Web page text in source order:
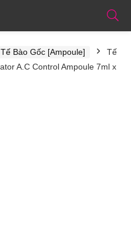
Tế Bào Gốc [Ampoule]
Tế
A.C Control Ampoule 7ml x